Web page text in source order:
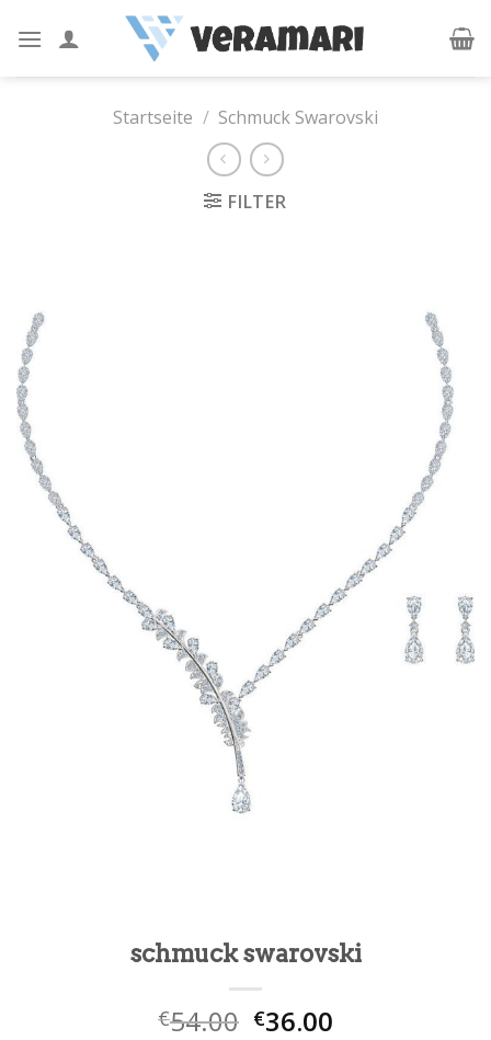
Startseite / Schmuck Swarovski
FILTER
schmuck swarovski
€54.00 €36.00